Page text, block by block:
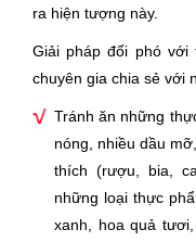
ra hiện tượng này.
Giải pháp đối phó
chuyên gia chia sẻ với
Tránh ăn những
nóng, nhiều dầu
thích (rượu, bia,
những loại thực
xanh, hoa quả